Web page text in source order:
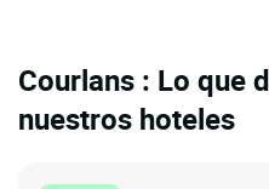
Courlans : Lo que
nuestros hoteles